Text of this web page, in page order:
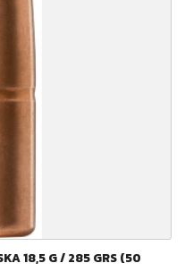
18,5 G / 285 GRS (50